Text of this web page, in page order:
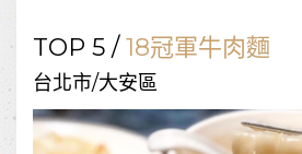
TOP 5 /18冠軍牛肉麵
台北市/大安區